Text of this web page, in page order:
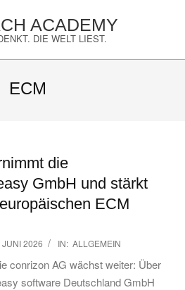
ACADEMY
DIE WELT LIEST.
ECM
die
GmbH und stärkt
ECM
JUNI 2026 IN: ALLGEMEIN
conrizon AG wächst weiter: Über
software Deutschland GmbH